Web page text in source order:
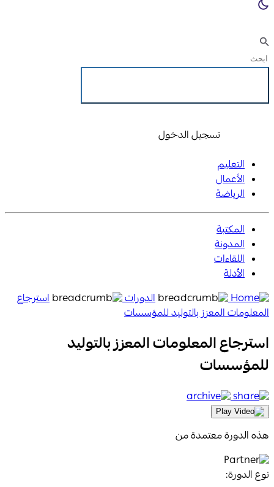
تسجيل الدخول
التعليم
الأعمال
الرياضة
المكتبة
المدونة
اللقاءات
الأدلة
Aanaab
Home
Icon
الدورات
استرجاع
المعلومات المعزز بالتوليد للمؤسسات
استرجاع المعلومات المعزز بالتوليد
للمؤسسات
share
Icon
archive
Play
Icon
هذه الدورة معتمدة من
نوع الدورة: